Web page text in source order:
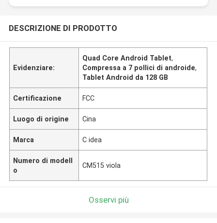
DESCRIZIONE DI PRODOTTO
Evidenziare:
Quad Core Android Tablet,
Compressa a 7 pollici di androide,
Tablet Android da 128 GB
Certificazione FCC
Luogo di origine Cina
Marca C idea
Numero di modell
o
CM515 viola
Osservi più